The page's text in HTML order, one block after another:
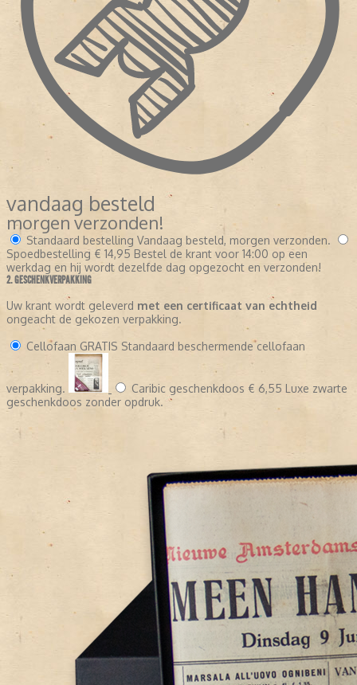
vandaag besteld
morgen verzonden!
Standaard bestelling Vandaag besteld, morgen verzonden.
Spoedbestelling € 14,95 Bestel de krant voor 14:00 op een
werkdag en hij wordt dezelfde dag opgezocht en verzonden!
2. GESCHENKVERPAKKING
Uw krant wordt geleverd met een certificaat van echtheid
ongeacht de gekozen verpakking.
Cellofaan GRATIS Standaard beschermende cellofaan
verpakking. Caribic geschenkdoos € 6,55 Luxe zwarte
geschenkdoos zonder opdruk.